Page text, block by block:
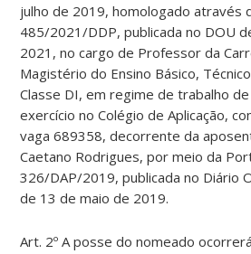
julho de 2019, homologado através
485/2021/DDP, publicada no DOU
2021, no cargo de Professor da
Magistério do Ensino Básico,
Classe DI, em regime de trabalho de
exercício no Colégio de Aplicação,
vaga 689358, decorrente da
Caetano Rodrigues, por meio da
326/DAP/2019, publicada no Diário
de 13 de maio de 2019.
Art. 2º A posse do nomeado